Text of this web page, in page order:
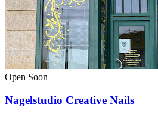
Open Soon
Nagelstudio Creative Nails